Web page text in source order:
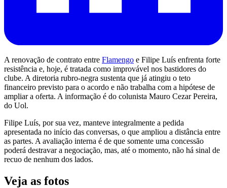
A renovação de contrato entre Flamengo e Filipe Luís enfrenta forte
resistência e, hoje, é tratada como improvável nos bastidores do
clube. A diretoria rubro-negra sustenta que já atingiu o teto
financeiro previsto para o acordo e não trabalha com a hipótese de
ampliar a oferta. A informação é do colunista Mauro Cezar Pereira,
do Uol.
Filipe Luís, por sua vez, manteve integralmente a pedida
apresentada no início das conversas, o que ampliou a distância entre
as partes. A avaliação interna é de que somente uma concessão
poderá destravar a negociação, mas, até o momento, não há sinal de
recuo de nenhum dos lados.
Veja as fotos